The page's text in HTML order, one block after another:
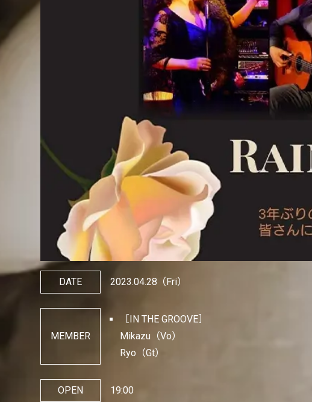
DATE 2023.04.28 （Fri）
MEMBER
［IN THE GROOVE］
Mikazu（Vo）
Ryo（Gt）
OPEN 19:00